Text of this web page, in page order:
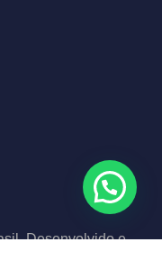
Desenvolvido e